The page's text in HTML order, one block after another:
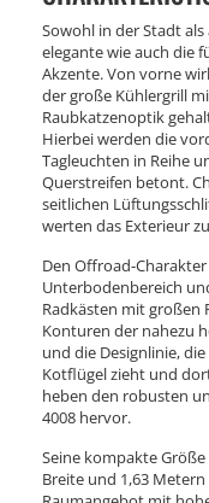
Sowohl in der Stadt
elegante wie auch die
Akzente. Von vorne
der große Kühlergrill
Raubkatzenoptik
Hierbei werden die
Tagleuchten in Reihe
Querstreifen betont.
seitlichen
werten das Exterieur
Den Offroad-
Unterbodenbereich
Radkästen mit großen
Konturen der nahezu
und die Designlinie,
Kotflügel zieht und
heben den robusten
4008 hervor.
Seine kompakte
Breite und 1,63